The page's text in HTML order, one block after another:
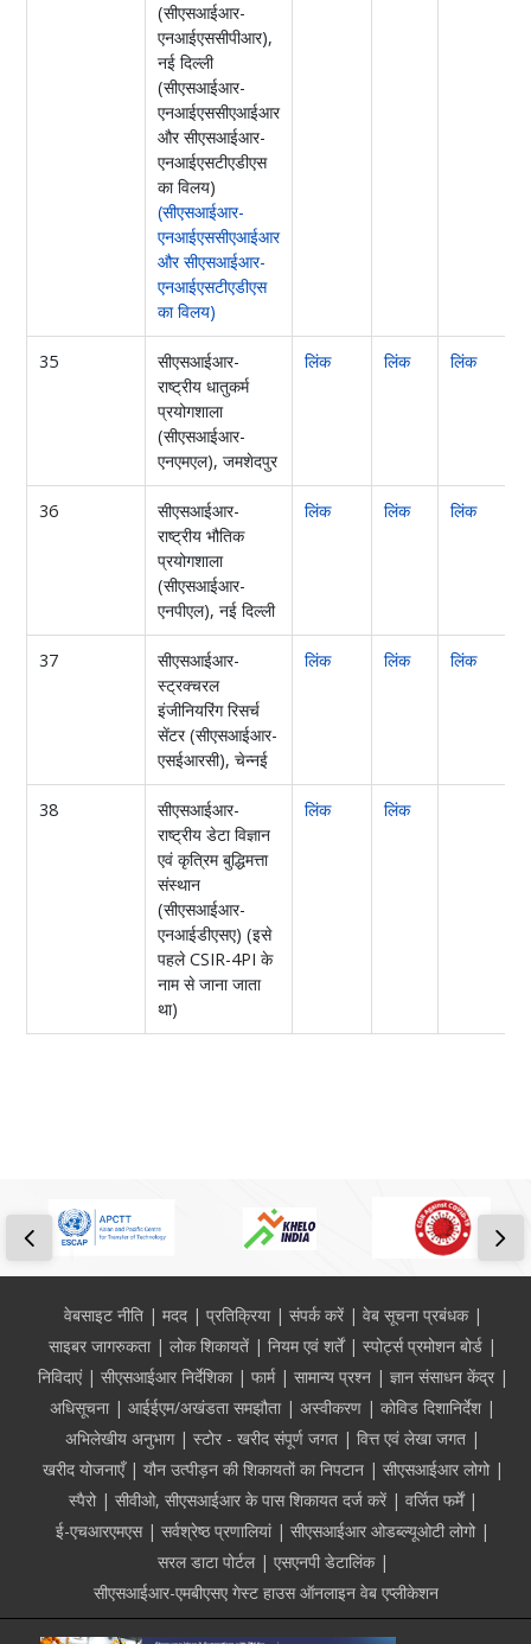
(सीएसआईआर-
एनआईएससीपीआर),
नई दिल्ली
(सीएसआईआर-
एनआईएससीएआईआर
और सीएसआईआर-
एनआईएसटीएडीएस
का विलय)
(सीएसआईआर-
एनआईएससीएआईआर
और सीएसआईआर-
एनआईएसटीएडीएस
का विलय)
35
सीएसआईआर-
राष्ट्रीय धातुकर्म
प्रयोगशाला
(सीएसआईआर-
एनएमएल), जमशेदपुर
लिंक लिंक लिंक
36
सीएसआईआर-
राष्ट्रीय भौतिक
प्रयोगशाला
(सीएसआईआर-
एनपीएल), नई दिल्ली
लिंक लिंक लिंक
37
सीएसआईआर-
स्ट्रक्चरल
इंजीनियरिंग रिसर्च
सेंटर (सीएसआईआर-
एसईआरसी), चेन्नई
लिंक लिंक लिंक
38
सीएसआईआर-
राष्ट्रीय डेटा विज्ञान
एवं कृत्रिम बु‌द्धिमत्ता
संस्थान
(सीएसआईआर-
एनआईडीएसए) (इसे
पहले CSIR-4PI के
नाम से जाना जाता
था)
लिंक लिंक
Footerवेबसाइट नीति मदद प्रतिक्रिया संपर्क करें
वेब सूचना प्रबंधक
साइबर जागरुकता
लोक शिकायतें नियम एवं शर्तें
स्पोर्ट्स प्रमोशन बोर्ड
निविदाएं
सीएसआईआर निर्देशिका फार्म सामान्य प्रश्न
ज्ञान संसाधन केंद्र
अधिसूचना
आईईएम/अखंडता समझौता अस्वीकरण
कोविड दिशानिर्देश
अभिलेखीय अनुभाग
स्टोर - खरीद संपूर्ण जगत
वित्त एवं लेखा जगत
खरीद योजनाएँ
यौन उत्पीड़न की शिकायतों का निपटान
सीएसआईआर लोगो
स्पैरो
सीवीओ, सीएसआईआर के पास शिकायत दर्ज करें
वर्जित फर्में
ई-एचआरएमएस
सर्वश्रेष्ठ प्रणालियां
सीएसआईआर ओडब्ल्यूओटी लोगो
सरल डाटा पोर्टल
एसएनपी डेटालिंक
सीएसआईआर-एमबीएसए गेस्ट हाउस ऑनलाइन वेब एप्लीकेशन